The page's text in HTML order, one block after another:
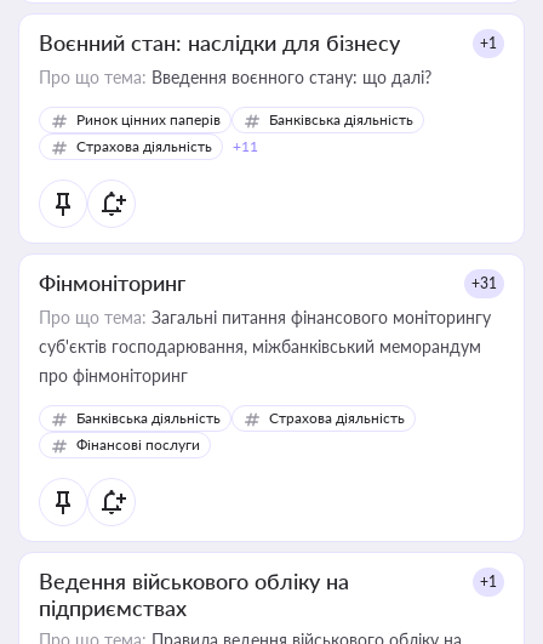
Воєнний стан: наслідки для бізнесу +1
Про що тема: Введення воєнного стану: що далі?
Ринок цінних паперів
Банківська діяльність
Страхова діяльність
+11
Фінмоніторинг +31
Про що тема: Загальні питання фінансового моніторингу
суб'єктів господарювання, міжбанківський меморандум
про фінмоніторинг
Банківська діяльність
Страхова діяльність
Фінансові послуги
Ведення військового обліку на
підприємствах
+1
Про що тема: Правила ведення військового обліку на